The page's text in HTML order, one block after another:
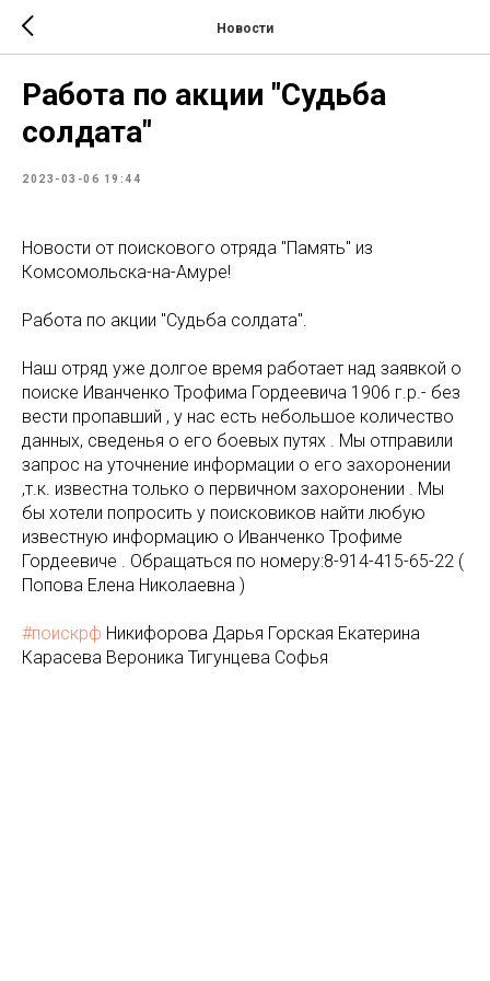
Новости
Работа по акции "Судьба
солдата"
2023-03-06 19:44
Новости от поискового отряда "Память" из
Комсомольска-на-Амуре!
Работа по акции "Судьба солдата".
Наш отряд уже долгое время работает над заявкой о
поиске Иванченко Трофима Гордеевича 1906 г.р.- без
вести пропавший , у нас есть небольшое количество
данных, сведенья о его боевых путях . Мы отправили
запрос на уточнение информации о его захоронении
,т.к. известна только о первичном захоронении . Мы
бы хотели попросить у поисковиков найти любую
известную информацию о Иванченко Трофиме
Гордеевиче . Обращаться по номеру:8-914-415-65-22 (
Попова Елена Николаевна )
#поискрф Никифорова Дарья Горская Екатерина
Карасева Вероника Тигунцева Софья